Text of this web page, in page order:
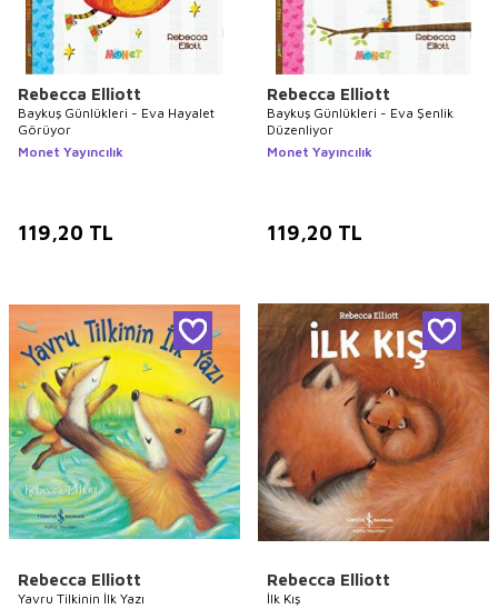
Rebecca Elliott
Baykuş Günlükleri - Eva Hayalet
Görüyor
Monet Yayıncılık
119,20 TL
Rebecca Elliott
Baykuş Günlükleri - Eva Şenlik
Düzenliyor
Monet Yayıncılık
119,20 TL
Rebecca Elliott
Yavru Tilkinin İlk Yazı
Rebecca Elliott
İlk Kış